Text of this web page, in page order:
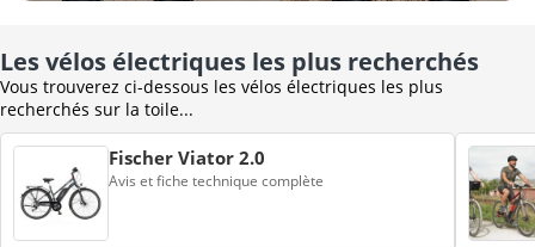
Les vélos électriques les plus recherchés
Vous trouverez ci-dessous les vélos électriques les plus
recherchés sur la toile...
Fischer Viator 2.0
Avis et fiche technique complète